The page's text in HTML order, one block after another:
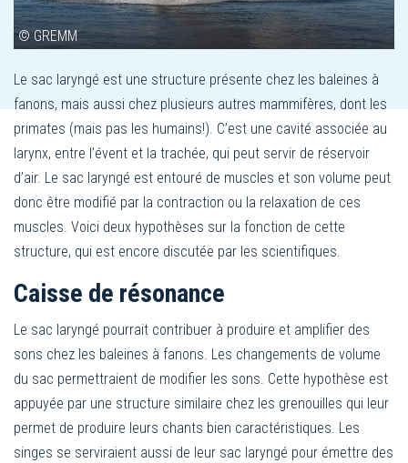
© GREMM
Le sac laryngé est une structure présente chez les baleines à
fanons, mais aussi chez plusieurs autres mammifères, dont les
primates (mais pas les humains!). C’est une cavité associée au
larynx, entre l’évent et la trachée, qui peut servir de réservoir
d’air. Le sac laryngé est entouré de muscles et son volume peut
donc être modifié par la contraction ou la relaxation de ces
muscles. Voici deux hypothèses sur la fonction de cette
structure, qui est encore discutée par les scientifiques.
Caisse de résonance
Le sac laryngé pourrait contribuer à produire et amplifier des
sons chez les baleines à fanons. Les changements de volume
du sac permettraient de modifier les sons. Cette hypothèse est
appuyée par une structure similaire chez les grenouilles qui leur
permet de produire leurs chants bien caractéristiques. Les
singes se serviraient aussi de leur sac laryngé pour émettre des